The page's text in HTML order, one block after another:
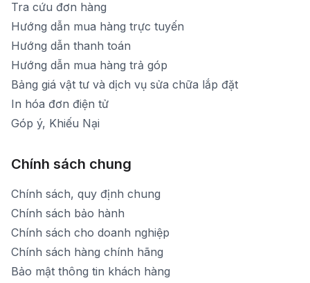
Tra cứu đơn hàng
Hướng dẫn mua hàng trực tuyến
Hướng dẫn thanh toán
Hướng dẫn mua hàng trả góp
Bảng giá vật tư và dịch vụ sửa chữa lắp đặt
In hóa đơn điện tử
Góp ý, Khiếu Nại
Chính sách chung
Chính sách, quy định chung
Chính sách bảo hành
Chính sách cho doanh nghiệp
Chính sách hàng chính hãng
Bảo mật thông tin khách hàng